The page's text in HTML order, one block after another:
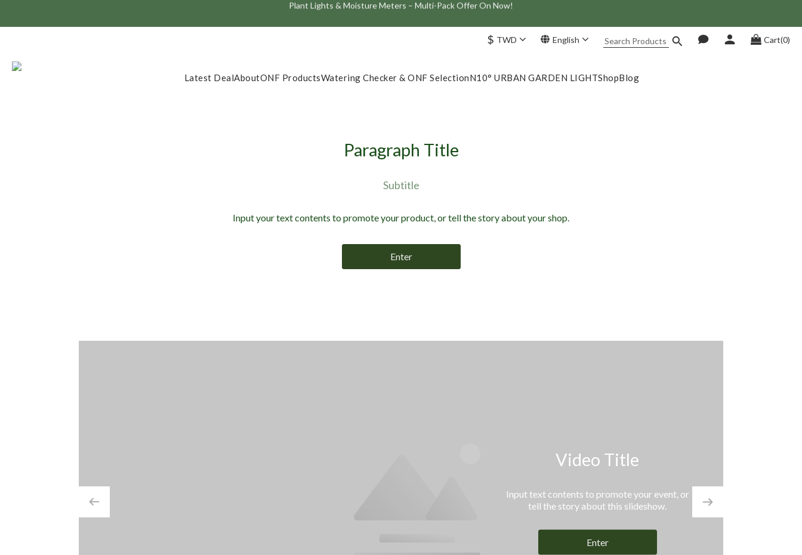
Join the ONF Membership to Enjoy Exclusive Rewards and Benefits
Member Exclusive: Get 10% Off the Best-Selling Flat One+ Smart Aquarium Light and Save NT$1,500!
Join the ONF Membership to Enjoy Exclusive Rewards and Benefits
$ TWD English Cart(0)
Latest DealAboutONF ProductsWatering Checker & ONF SelectionN10° URBAN GARDEN LIGHTShopBlog
Paragraph Title
Subtitle
Input your text contents to promote your product, or tell the story about your shop.
Enter
Video Title
Input text contents to promote your event, or
tell the story about this slideshow.
Enter